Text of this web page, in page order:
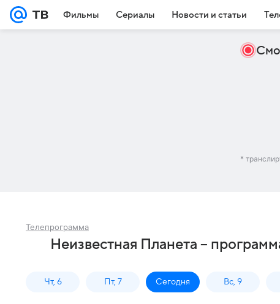
Фильмы Сериалы Новости и статьи
*
Телепрограмма
Неизвестная Планета –
Чт, 6 Пт, 7 Сегодня Вс, 9